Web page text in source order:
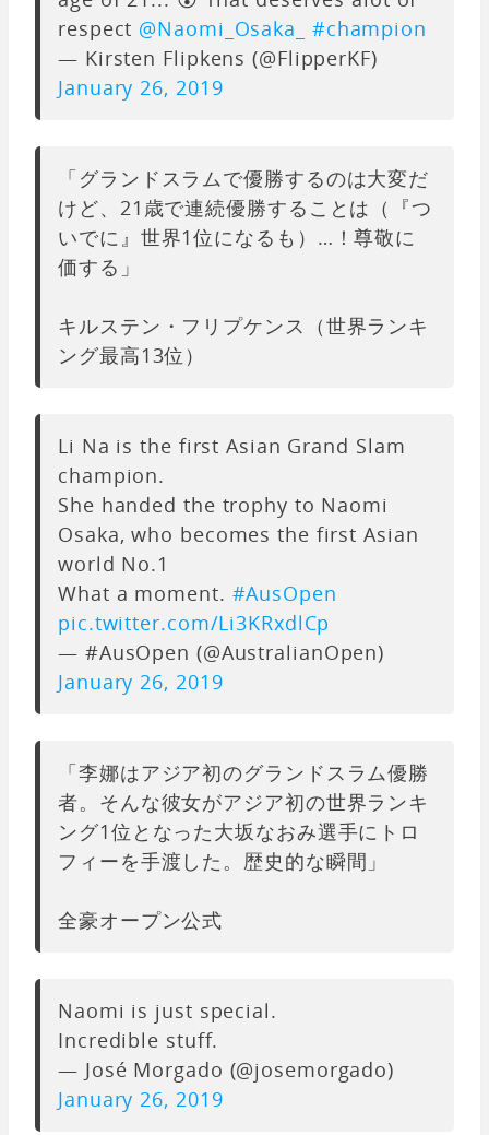
respect @Naomi_Osaka_
#champion
— Kirsten Flipkens (@FlipperKF)
January 26, 2019
「グランドスラムで優勝するのは大変だ
けど、21歳で連続優勝することは（『つ
いでに』世界1位になるも）…！尊敬に
価する」
キルステン・フリプケンス（世界ランキ
ング最高13位）
Li Na is the first Asian Grand Slam
champion.
She handed the trophy to Naomi
Osaka, who becomes the first Asian
world No.1
What a moment. #AusOpen
pic.twitter.com/Li3KRxdlCp
— #AusOpen (@AustralianOpen)
January 26, 2019
「李娜はアジア初のグランドスラム優勝
者。そんな彼女がアジア初の世界ランキ
ング1位となった大坂なおみ選手にトロ
フィーを手渡した。歴史的な瞬間」
全豪オープン公式
Naomi is just special.
Incredible stuff.
— José Morgado (@josemorgado)
January 26, 2019